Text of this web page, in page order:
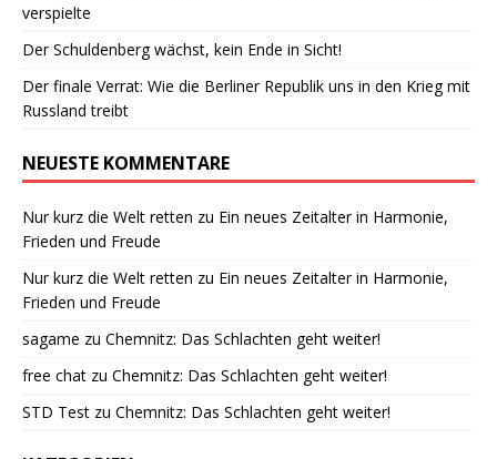
verspielte
Der Schuldenberg wächst, kein Ende in Sicht!
Der finale Verrat: Wie die Berliner Republik uns in den Krieg mit
Russland treibt
NEUESTE KOMMENTARE
Nur kurz die Welt retten zu Ein neues Zeitalter in Harmonie,
Frieden und Freude
Nur kurz die Welt retten zu Ein neues Zeitalter in Harmonie,
Frieden und Freude
sagame zu Chemnitz: Das Schlachten geht weiter!
free chat zu Chemnitz: Das Schlachten geht weiter!
STD Test zu Chemnitz: Das Schlachten geht weiter!